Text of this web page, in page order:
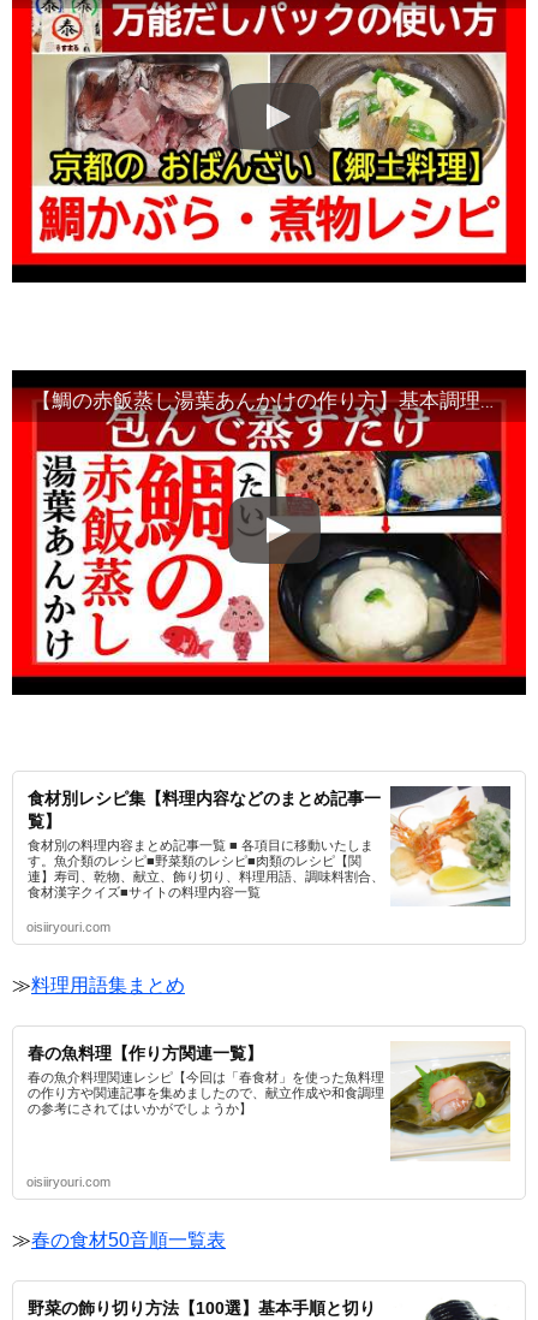
【鯛の赤飯蒸し湯葉あんかけの作り方】基本調理と豆知識・Japanese food#和食レシピ日本料理案内所
食材別レシピ集【料理内容などのまとめ記事一
覧】
食材別の料理内容まとめ記事一覧 ■ 各項目に移動いたしま
す。魚介類のレシピ■野菜類のレシピ■肉類のレシピ【関
連】寿司、乾物、献立、飾り切り、料理用語、調味料割合、
食材漢字クイズ■サイトの料理内容一覧
oisiiryouri.com
≫料理用語集まとめ
春の魚料理【作り方関連一覧】
春の魚介料理関連レシピ【今回は「春食材」を使った魚料理
の作り方や関連記事を集めましたので、献立作成や和食調理
の参考にされてはいかがでしょうか】
oisiiryouri.com
≫春の食材50音順一覧表
野菜の飾り切り方法【100選】基本手順と切り